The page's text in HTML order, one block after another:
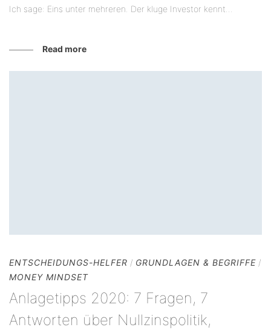
Ich sage: Eins unter mehreren. Der kluge Investor kennt...
Read more
ENTSCHEIDUNGS-HELFER / GRUNDLAGEN & BEGRIFFE /
MONEY MINDSET
Anlagetipps 2020: 7 Fragen, 7
Antworten über Nullzinspolitik,